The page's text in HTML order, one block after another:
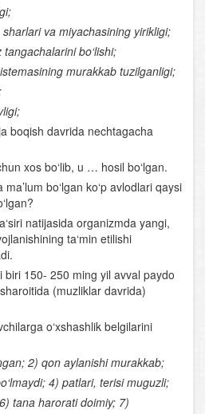
(xordalilar) ning qon
organlari
va ahamiyati
sinfi
yashovchilarning xilma-xilligi
yashovchilarning ko‘payishi,
va miyachasining yirikligi;
bo‘lishi;
murakkab tuzilganligi;
boqish davrida nechtagacha
xos bo‘lib, u … hosil bo‘lgan.
bo‘lgan ko‘p avlodlari qaysi
natijasida organizmda yangi,
ta‘min etilishi
150- 250 ming yil avval paydo
(muzliklar davrida)
o‘xshashlik belgilarini
2) qon aylanishi murakkab;
4) patlari, terisi muguzli;
tana harorati doimiy; 7)